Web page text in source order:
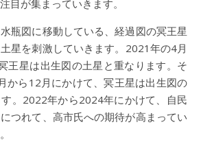
目が集まっていきます。
瓶図に移動している、経過図の冥王星
星を刺激していきます。2021年の4月
王星は出生図の土星と重なります。そ
から12月にかけて、冥王星は出生図の
。2022年から2024年にかけて、自民
つれて、高市氏への期待が高まってい